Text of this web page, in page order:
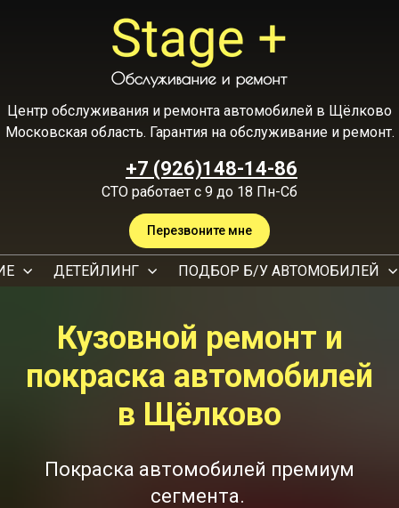
Центр обслуживания и ремонта автомобилей в Щёлково
Московская область. Гарантия на обслуживание и ремонт.
+7 (926)148-14-86
СТО работает с 9 до 18 Пн-Сб
Перезвоните мне
ДЕТЕЙЛИНГ ПОДБОР Б/У АВТОМОБИЛЕЙ
Кузовной ремонт и
покраска автомобилей
в Щёлково
Покраска автомобилей премиум
сегмента.